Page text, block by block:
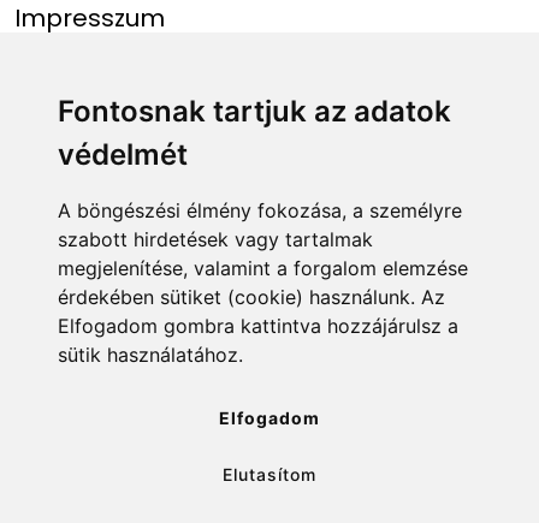
Fontosnak tartjuk az adatok
védelmét
A böngészési élmény fokozása, a személyre
szabott hirdetések vagy tartalmak
megjelenítése, valamint a forgalom elemzése
érdekében sütiket (cookie) használunk. Az
Elfogadom gombra kattintva hozzájárulsz a
sütik használatához.
Elfogadom
Elutasítom
Impresszum
Menü
Főoldal
Rekordlista
Abszolút rekordlista
Rekord bejelentése
Linkek
mohosz.hu
horgaszjegy.hu